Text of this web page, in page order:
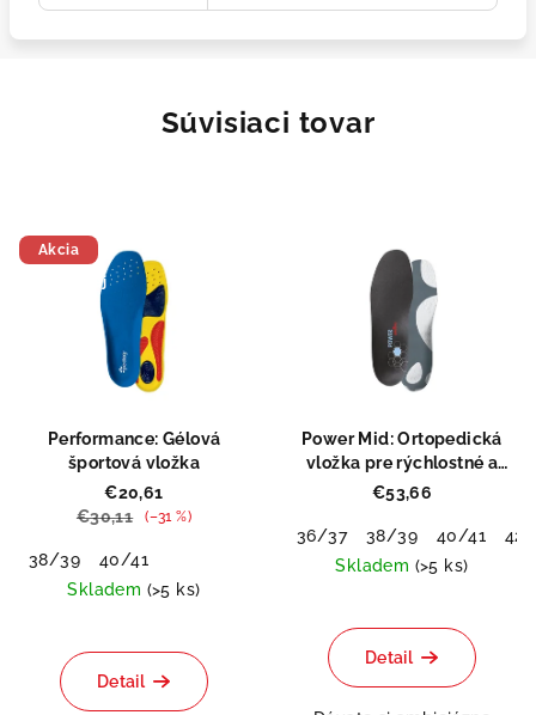
Súvisiaci tovar
Akcia
Doprodej
Performance: Gélová
športová vložka
€20,61
€30,11
(–31 %)
38/39
40/41
Skladem (>5 ks)
Detail
Power Mid: Ortopedická
vložka pre rýchlostné a
silové športy
€53,66
36/37 38/39 40/41
42/
Skladem (>5 ks)
hodnotenie
produktu
Detail